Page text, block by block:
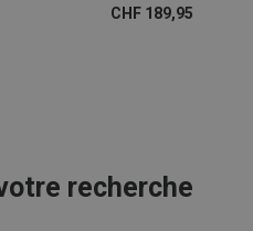
CHF 189,95
recherche